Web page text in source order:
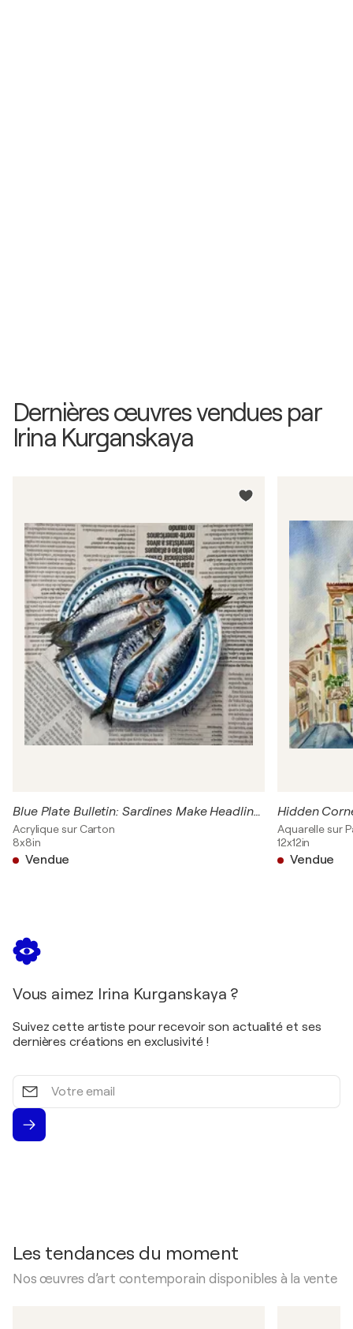
Dernières œuvres vendues par
Irina Kurganskaya
Blue Plate Bulletin: Sardines Make Headlines
Acrylique sur Carton
8x8in
Vendue
Hidden
Aquarelle sur
12x12in
Vendue
Vous aimez Irina Kurganskaya ?
Suivez cette artiste pour recevoir son actualité et ses
dernières créations en exclusivité !
Votre
email
Les tendances du moment
Nos œuvres d’art contemporain disponibles à la vente